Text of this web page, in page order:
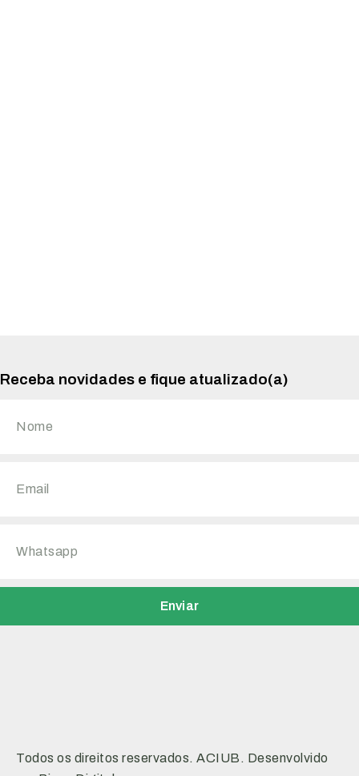
Receba novidades e fique atualizado(a)
Enviar
Todos os direitos reservados. ACIUB. Desenvolvido